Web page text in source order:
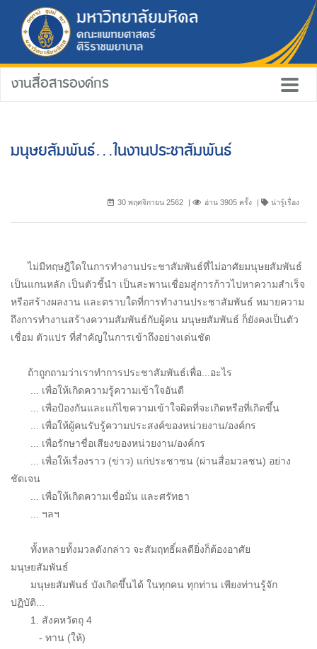
งานสื่อสารองค์กร
มนุษยสัมพันธ์...ในงานประชาสัมพันธ์
30 พฤศจิกายน 2562 อ่าน 3905 ครั้ง น่ารู้เรื่อง
ไม่มีทฤษฎีใดในการทำงานประชาสัมพันธ์ที่ไม่อาศัยมนุษยสัมพันธ์
เป็นแกนหลัก เป็นตัวชี้นำ เป็นสะพานเชื่อมสู่การก้าวไปหาความสำเร็จ
หรือสร้างผลงาน และตราบใดที่การทำงานประชาสัมพันธ์ หมายความ
ถึงการทำงานสร้างความสัมพันธ์กับผู้คน มนุษยสัมพันธ์ ก็ยังคงเป็นตัว
เชื่อม ตัวแปร ที่สำคัญในการเข้าถึงอย่างเด่นชัด
ถ้าถูกถามว่าเราทำการประชาสัมพันธ์เพื่อ...อะไร
... เพื่อให้เกิดความรู้ความเข้าใจอันดี
... เพื่อป้องกันและแก้ไขความเข้าใจผิดที่จะเกิดหรือที่เกิดขึ้น
... เพื่อให้ผู้คนรับรู้ความประสงค์ของหน่วยงาน/องค์กร
... เพื่อรักษาชื่อเสียงของหน่วยงาน/องค์กร
... เพื่อให้เรื่องราว (ข่าว) แก่ประชาชน (ผ่านสื่อมวลชน) อย่าง
ชัดเจน
... เพื่อให้เกิดความเชื่อมั่น และศรัทธา
... ฯลฯ
ทั้งหลายทั้งมวลดังกล่าว จะสัมฤทธิ์ผลดียิ่งก็ต้องอาศัย
มนุษยสัมพันธ์
มนุษยสัมพันธ์ บังเกิดขึ้นได้ ในทุกคน ทุกท่าน เพียงท่านรู้จัก
ปฏิบัติ...
1. สังคหวัตถุ 4
- ทาน (ให้)